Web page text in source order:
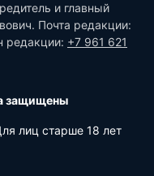
и главный
Почта редакции:
редакции: +7 961 621
защищены
лиц старше 18 лет